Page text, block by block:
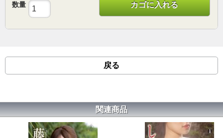
数量 カゴに入れる
戻る
関連商品